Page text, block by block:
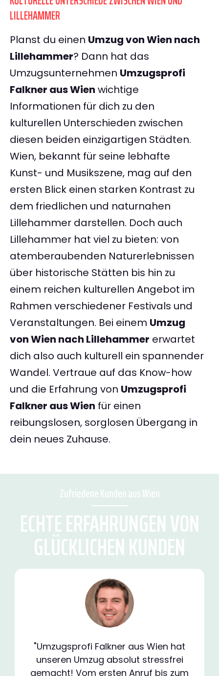
LILLEHAMMER
Planst du einen Umzug von Wien nach
Lillehammer? Dann hat das
Umzugsunternehmen Umzugsprofi
Falkner aus Wien wichtige
Informationen für dich zu den
kulturellen Unterschieden zwischen
diesen beiden einzigartigen Städten.
Wien, bekannt für seine lebhafte
Kunst- und Musikszene, mag auf den
ersten Blick einen starken Kontrast zu
dem friedlichen und naturnahen
Lillehammer darstellen. Doch auch
Lillehammer hat viel zu bieten: von
atemberaubenden Naturerlebnissen
über historische Stätten bis hin zu
einem reichen kulturellen Angebot im
Rahmen verschiedener Festivals und
Veranstaltungen. Bei einem Umzug
von Wien nach Lillehammer erwartet
dich also auch kulturell ein spannender
Wandel. Vertraue auf das Know-how
und die Erfahrung von Umzugsprofi
Falkner aus Wien für einen
reibungslosen, sorglosen Übergang in
dein neues Zuhause.
Zufriedene Kunden aus Wien
ECHTE ERFAHRUNGEN VON
GLÜCKLICHEN KUNDEN
"Umzugsprofi Falkner aus Wien hat
unseren Umzug absolut stressfrei
gemacht! Vom ersten Anruf bis zum